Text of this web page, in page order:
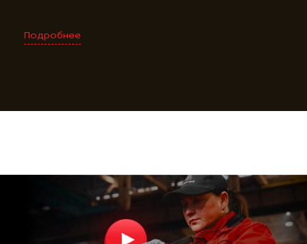
Подробнее